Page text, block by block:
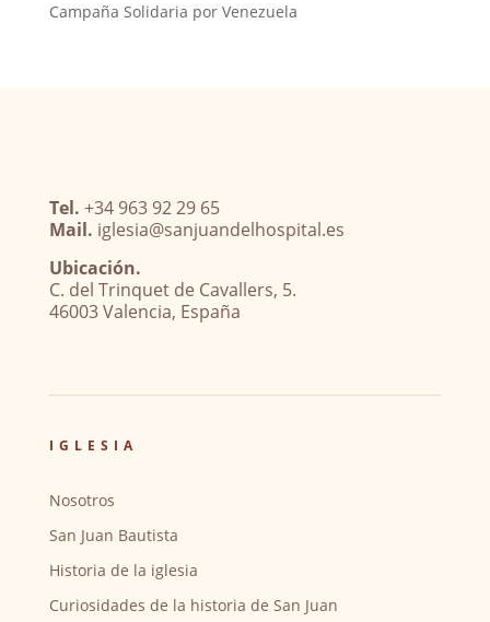
Campaña Solidaria por Venezuela
Tel. +34 963 92 29 65
Mail. iglesia@sanjuandelhospital.es
Ubicación.
C. del Trinquet de Cavallers, 5.
46003 Valencia, España
IGLESIA
Nosotros
San Juan Bautista
Historia de la iglesia
Curiosidades de la historia de San Juan